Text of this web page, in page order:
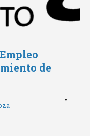
de